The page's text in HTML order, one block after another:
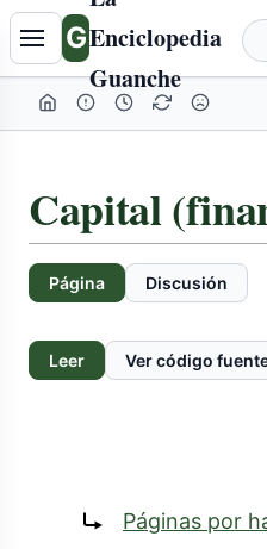
GEnciclopedia
Guanche
Capital
Página Discusión
Leer Ver código
Páginas por